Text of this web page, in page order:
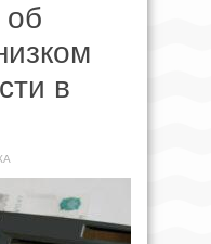
об
в